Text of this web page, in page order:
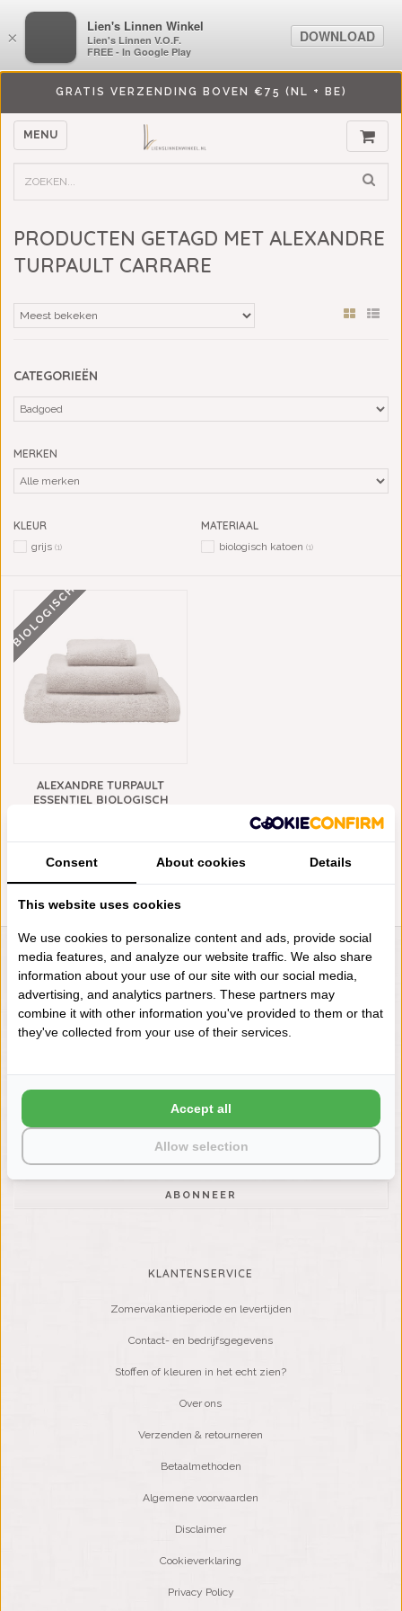
GRATIS VERZENDING BOVEN €75 (NL + BE)
MENU
PRODUCTEN GETAGD MET ALEXANDRE
TURPAULT CARRARE
CATEGORIEËN
MERKEN
KLEUR
grijs (1)
MATERIAAL
biologisch katoen (1)
BIOLOGISCH
ALEXANDRE TURPAULT
ESSENTIEL BIOLOGISCH
€8,75
LIENSLINNENWINKEL.NL
VRAGEN? BEL DAN
+31 (0) 575 511817
NIEUWSBRIEF
Wilt u op de hoogte blijven?
ABONNEER
KLANTENSERVICE
Zomervakantieperiode en levertijden
Contact- en bedrijfsgegevens
Stoffen of kleuren in het echt zien?
Over ons
Verzenden & retourneren
Betaalmethoden
Algemene voorwaarden
Disclaimer
Cookieverklaring
Privacy Policy
×
LiensLinnenwinkel.nl
Lien's Linnen V.O.F.
FREE - In Google Play
DOWNLOAD
Consent About cookies Details
This website uses cookies
We use cookies to personalize content and ads, provide social
media features, and analyze our website traffic. We also share
information about your use of our site with our social media,
advertising, and analytics partners. These partners may
combine it with other information you've provided to them or that
they've collected from your use of their services.
Allow selection
Accept all
×
Lien's Linnen Winkel
Lien's Linnen V.O.F.
FREE - In Google Play
DOWNLOAD